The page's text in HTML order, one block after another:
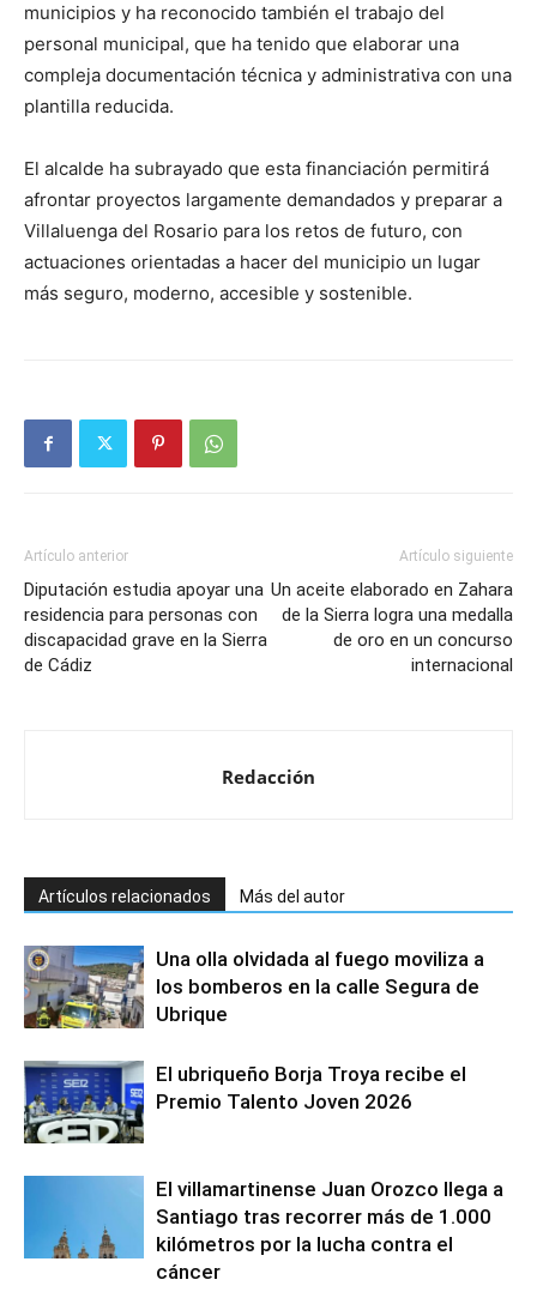
municipios y ha reconocido también el trabajo del
personal municipal, que ha tenido que elaborar una
compleja documentación técnica y administrativa con una
plantilla reducida.
El alcalde ha subrayado que esta financiación permitirá
afrontar proyectos largamente demandados y preparar a
Villaluenga del Rosario para los retos de futuro, con
actuaciones orientadas a hacer del municipio un lugar
más seguro, moderno, accesible y sostenible.
Artículo anterior
Diputación estudia apoyar una
residencia para personas con
discapacidad grave en la Sierra
de Cádiz
Artículo siguiente
Un aceite elaborado en Zahara
de la Sierra logra una medalla
de oro en un concurso
internacional
Redacción
Artículos relacionados Más del autor
Una olla olvidada al fuego moviliza a
los bomberos en la calle Segura de
Ubrique
El ubriqueño Borja Troya recibe el
Premio Talento Joven 2026
El villamartinense Juan Orozco llega a
Santiago tras recorrer más de 1.000
kilómetros por la lucha contra el
cáncer